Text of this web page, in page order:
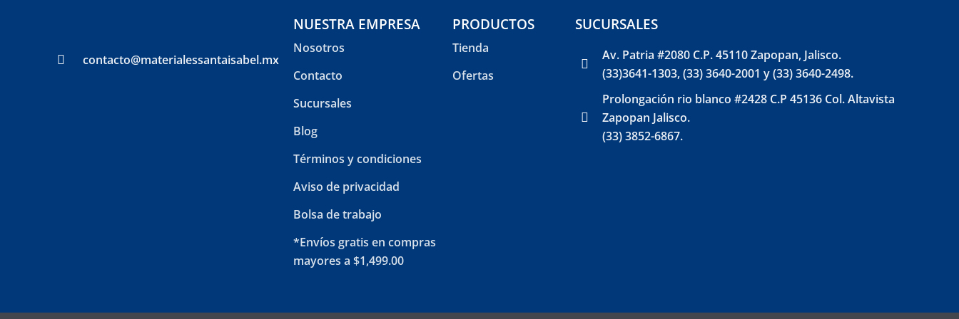
contacto@materialessantaisabel.mx
NUESTRA EMPRESA
Nosotros
Contacto
Sucursales
Blog
Términos y condiciones
Aviso de privacidad
Bolsa de trabajo
*Envíos gratis en compras
mayores a $1,499.00
PRODUCTOS
Tienda
Ofertas
SUCURSALES
Av. Patria #2080 C.P. 45110 Zapopan, Jalisco.
(33)3641-1303, (33) 3640-2001 y (33) 3640-2498.
Prolongación rio blanco #2428 C.P 45136 Col. Altavista
Zapopan Jalisco.
(33) 3852-6867.